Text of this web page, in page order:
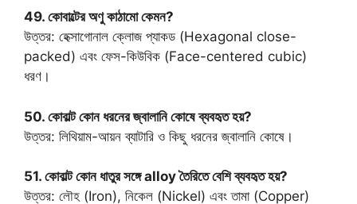
49. কোবাল্টের অণু কাঠামো কেমন?
উত্তর: হেক্সাগোনাল ক্লোজ প্যাকড (Hexagonal close-
packed) এবং ফেস-কিউবিক (Face-centered cubic)
ধরণ।
50. কোবাল্ট কোন ধরনের জ্বালানি কোষে ব্যবহৃত হয়?
উত্তর: লিথিয়াম-আয়ন ব্যাটারি ও কিছু ধরনের জ্বালানি কোষে।
51. কোবাল্ট কোন ধাতুর সঙ্গে alloy তৈরিতে বেশি ব্যবহৃত হয়?
উত্তর: লৌহ (Iron), নিকেল (Nickel) এবং তামা (Copper)